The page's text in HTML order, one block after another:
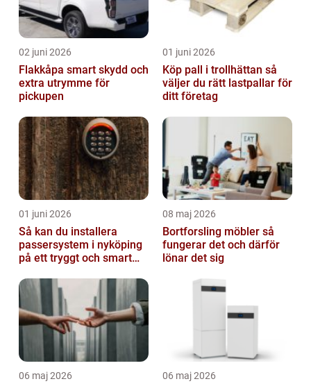
02 juni 2026
Flakkåpa smart skydd och
extra utrymme för
pickupen
01 juni 2026
Köp pall i trollhättan så
väljer du rätt lastpallar för
ditt företag
01 juni 2026
Så kan du installera
passersystem i nyköping
på ett tryggt och smart
08 maj 2026
Bortforsling möbler så
fungerar det och därför
lönar det sig
06 maj 2026 06 maj 2026